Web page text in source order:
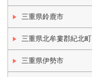
三重県鈴鹿市
三重県北牟婁郡紀北町
三重県伊勢市